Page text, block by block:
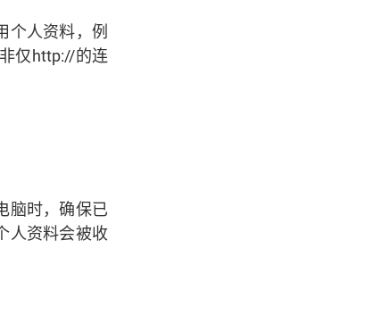
个人资料，例
仅http://的连
脑时，确保已
人资料会被收